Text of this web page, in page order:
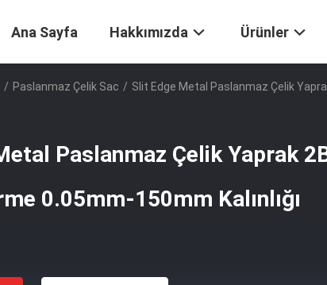
Ana Sayfa Hakkımızda Ürünler
/ Paslanmaz Çelik Sac / Slit Edge Metal Paslanmaz Çelik
Paslanmaz Çelik Yaprak
0.05mm-150mm Kalınlığı